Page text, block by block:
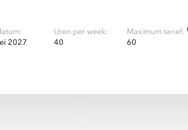
2027
Uren per week:
40
Maximum tarief:
60